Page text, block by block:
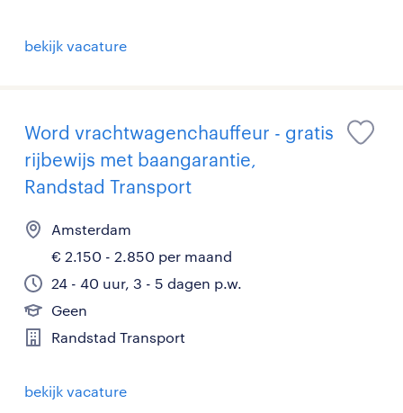
bekijk vacature
Word vrachtwagenchauffeur - gratis
rijbewijs met baangarantie,
Randstad Transport
Amsterdam
€ 2.150 - 2.850 per maand
24 - 40 uur, 3 - 5 dagen p.w.
Geen
Randstad Transport
bekijk vacature